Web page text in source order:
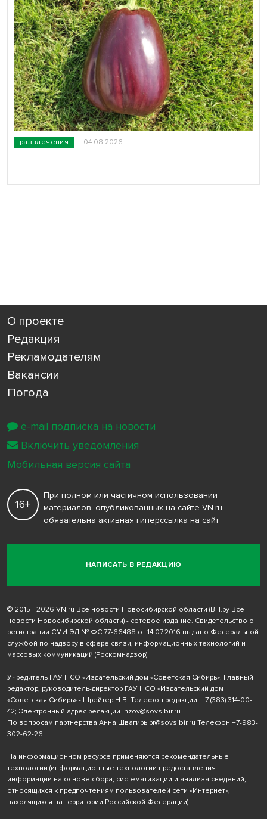
развлечения 04.08.2026
О проекте
Редакция
Рекламодателям
Вакансии
Погода
НАПИСАТЬ В РЕДАКЦИЮ
16+
При полном или частичном использовании
материалов, опубликованных на сайте VN.ru,
обязательна активная гиперссылка на сайт
© 2015 - 2026 VN.ru Все новости Новосибирской области (ВН.ру Все
новости Новосибирской области) - сетевое издание. Свидетельство о
регистрации СМИ ЭЛ № ФС 77-66488 от 14.07.2016 выдано Федеральной
службой по надзору в сфере связи, информационных технологий и
массовых коммуникаций (Роскомнадзор)
Учредитель ГАУ НСО «Издательский дом «Советская Сибирь». Главный
редактор, руководитель-директор ГАУ НСО «Издательский дом
«Советская Сибирь» - Шрейтер Н.В. Телефон редакции + 7 (383) 314-00-
42; Электронный адрес редакции inzov@sovsibir.ru
По вопросам партнерства Анна Швагирь pr@sovsibir.ru Телефон +7-983-
302-62-26
На информационном ресурсе применяются рекомендательные
технологии (информационные технологии предоставления
информации на основе сбора, систематизации и анализа сведений,
относящихся к предпочтениям пользователей сети «Интернет»,
находящихся на территории Российской Федерации).
e-mail подписка на новости
Включить уведомления
Мобильная версия сайта